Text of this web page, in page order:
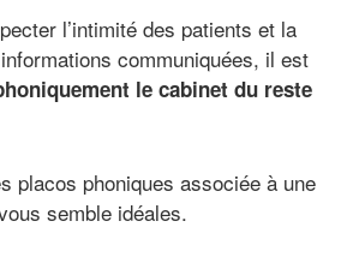
l’intimité des patients et la
communiquées, il est
le cabinet du reste
placos phoniques associée à une
semble idéales.